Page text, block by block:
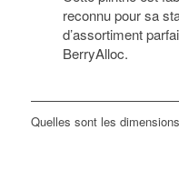
reconnu pour sa
d’assortiment
BerryAlloc.
Quelles sont les